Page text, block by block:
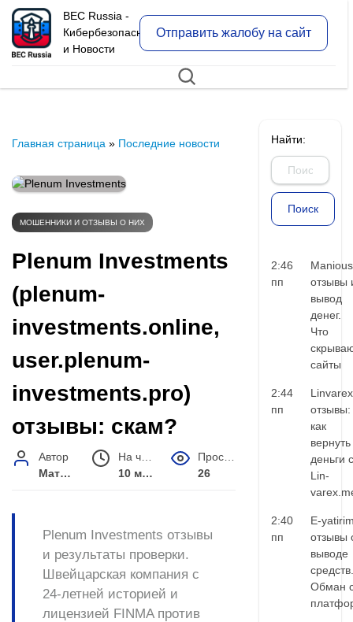
BEC Russia -
Кибербезопасность
и Новости
Отправить жалобу на сайт
Главная страница » Последние новости
МОШЕННИКИ И ОТЗЫВЫ О НИХ
Plenum Investments
(plenum-
investments.online,
user.plenum-
investments.pro)
отзывы: скам?
Автор
Матвей Иванов
10 мин.
26
Plenum Investments отзывы
и результаты проверки.
Швейцарская компания с
24-летней историей и
лицензией FINMA против
Найти:
2:46
пп
Manious
отзывы
вывод
денег.
Что
сайты
2:44
пп
Linvarex
отзывы:
как
вернуть
деньги с
Lin-
2:40
пп
E-
отзывы
выводе
средств.
Обман